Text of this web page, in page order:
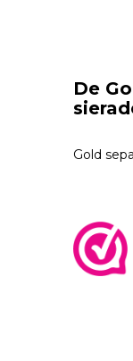
De
Gold